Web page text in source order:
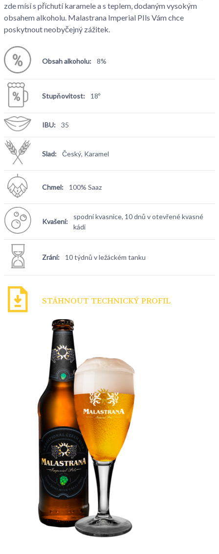
zde mísí s příchutí karamele a s teplem, dodaným vysokým
obsahem alkoholu. Malastrana Imperial PIls Vám chce
poskytnout neobyčejný zážitek.
Obsah alkoholu: 8%
Stupňovitost: 18º
IBU: 35
Slad: Český, Karamel
Chmel: 100% Saaz
Kvašení:
spodní kvasnice, 10 dnů v otevřené kvasné
kádi
Zrání: 10 týdnů v ležáckém tanku
STÁHNOUT TECHNICKÝ PROFIL